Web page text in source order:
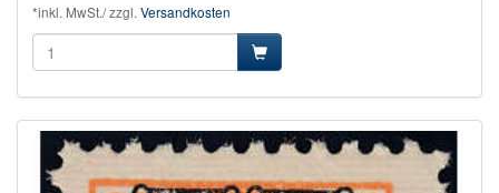
*inkl. MwSt./ zzgl. Versandkosten